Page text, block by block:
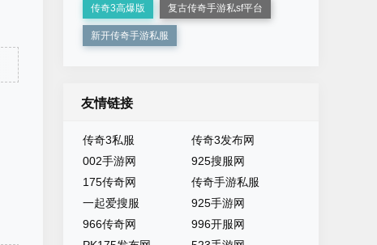
传奇3高爆版 复古传奇手游私sf平台
新开传奇手游私服
友情链接
传奇3私服
传奇3发布网
002手游网
925搜服网
175传奇网
传奇手游私服
一起爱搜服
925手游网
966传奇网
996开服网